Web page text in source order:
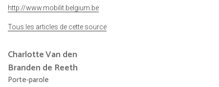
http://www.mobilit.belgium.be
Tous les articles de cette source
CharlotteVan den
Branden de Reeth
Porte-parole